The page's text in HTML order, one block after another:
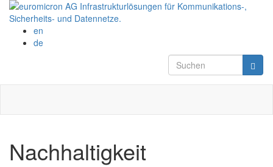
Direkt zum Inhalt
en
de
Suchen
Nachhaltigkeit